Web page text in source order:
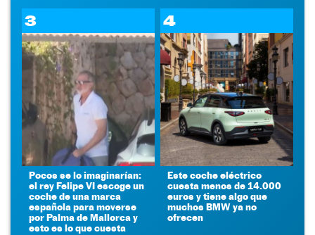
3
Pocos se lo imaginarían:
el rey Felipe VI escoge un
coche de una marca
española para moverse
por Palma de Mallorca y
esto es lo que cuesta
4
Este coche eléctrico
cuesta menos de 14.000
euros y tiene algo que
muchos BMW ya no
ofrecen